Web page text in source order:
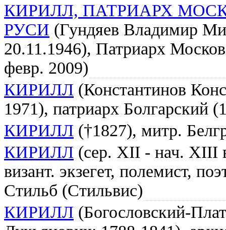
КИРИЛЛ, ПАТРИАРХ
РУСИ (Гундяев Владимир
20.11.1946), Патриарх
февр. 2009)
КИРИЛЛ (Константинов
1971), патриарх Болгарский
КИРИЛЛ (†1827), митр.
КИРИЛЛ (сер. XII - нач. XIII
визант. экзегет, полемист,
Стильб (Стильвис)
КИРИЛЛ (Богословский-